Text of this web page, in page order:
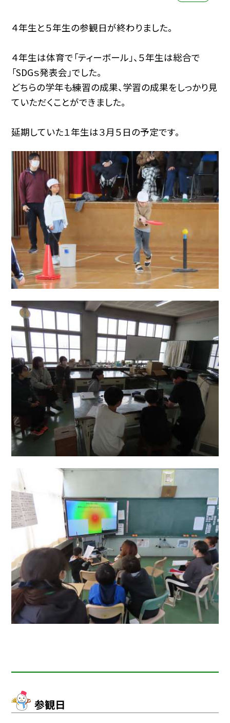
４年生と５年生の参観日が終わりました。
４年生は体育で「ティーボール」、５年生は総合で
「SDGｓ発表会」でした。
どちらの学年も練習の成果、学習の成果をしっかり見
ていただくことができました。
延期していた１年生は３月５日の予定です。
参観日